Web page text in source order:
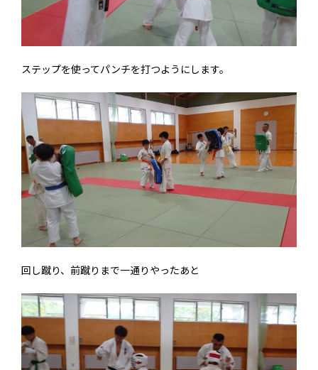
ステップを使ってパンチを打つようにします。
回し蹴り、前蹴りまで一通りやったあと